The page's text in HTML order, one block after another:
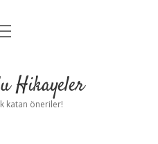
Uyarı
Hikayeler
katan öneriler!